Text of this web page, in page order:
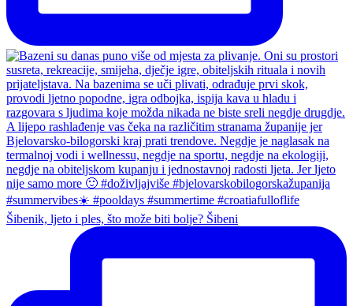
Šibenik, ljeto i ples, što može biti bolje? Šibeni